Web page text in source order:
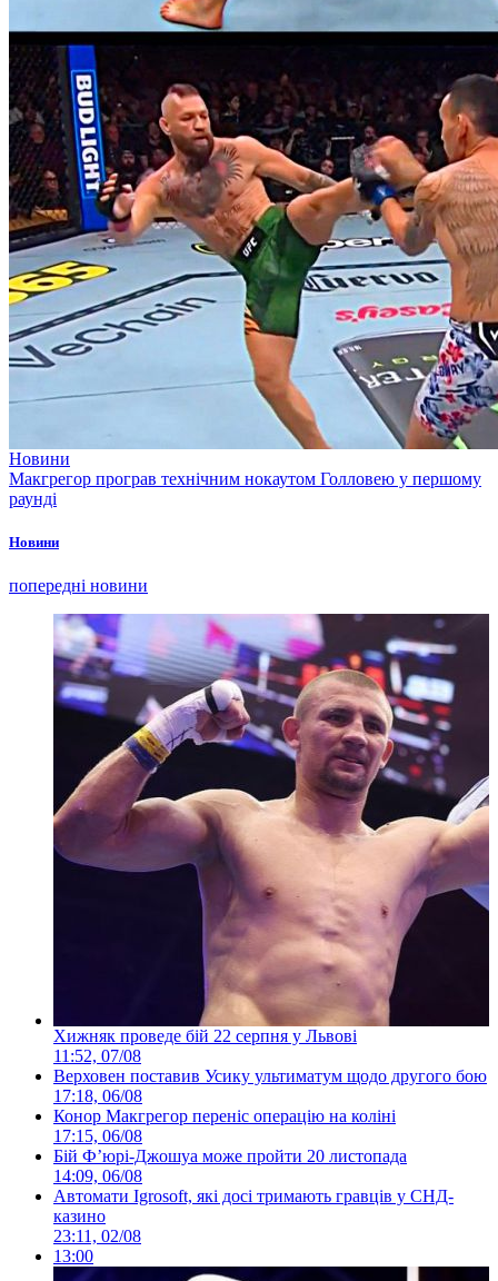
Новини
Макгрегор програв технічним нокаутом Голловею у першому
раунді
Новини
попередні новини
Хижняк проведе бій 22 серпня у Львові
11:52, 07/08
Верховен поставив Усику ультиматум щодо другого бою
17:18, 06/08
Конор Макгрегор переніс операцію на коліні
17:15, 06/08
Бій Ф’юрі-Джошуа може пройти 20 листопада
14:09, 06/08
Автомати Igrosoft, які досі тримають гравців у СНД-
казино
23:11, 02/08
13:00